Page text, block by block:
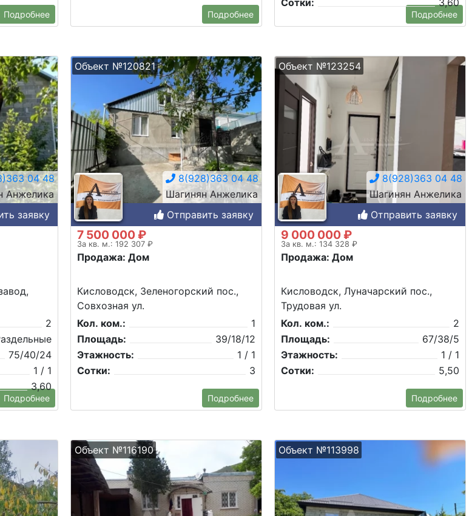
Подробнее Подробнее
Сотки:
3,60
Подробнее
04 48
Анжелика
заявку
2
75/40/24
1 / 1
3,60
Подробнее
Объект №120821
8(928)363 04 48
Шагинян Анжелика
Отправить заявку
7 500 000 ₽
За кв. м.: 192 307 ₽
Продажа: Дом
Кисловодск, Зеленогорский пос.,
Совхозная ул.
Кол. ком.:
1
Площадь:
39/18/12
Этажность:
1 / 1
Сотки:
3
Подробнее
Объект №123254
8(928)363 04 48
Шагинян Анжелика
Отправить заявку
9 000 000 ₽
За кв. м.: 134 328 ₽
Продажа: Дом
Кисловодск, Луначарский пос.,
Трудовая ул.
Кол. ком.:
2
Площадь:
67/38/5
Этажность:
1 / 1
Сотки:
5,50
Подробнее
Объект №116190 Объект №113998